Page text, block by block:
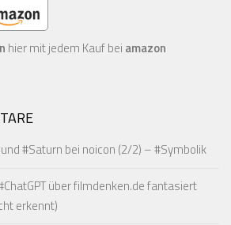
hier mit jedem Kauf bei amazon
#Saturn bei noicon (2/2) – #Symbolik
über filmdenken.de fantasiert
erkennt)